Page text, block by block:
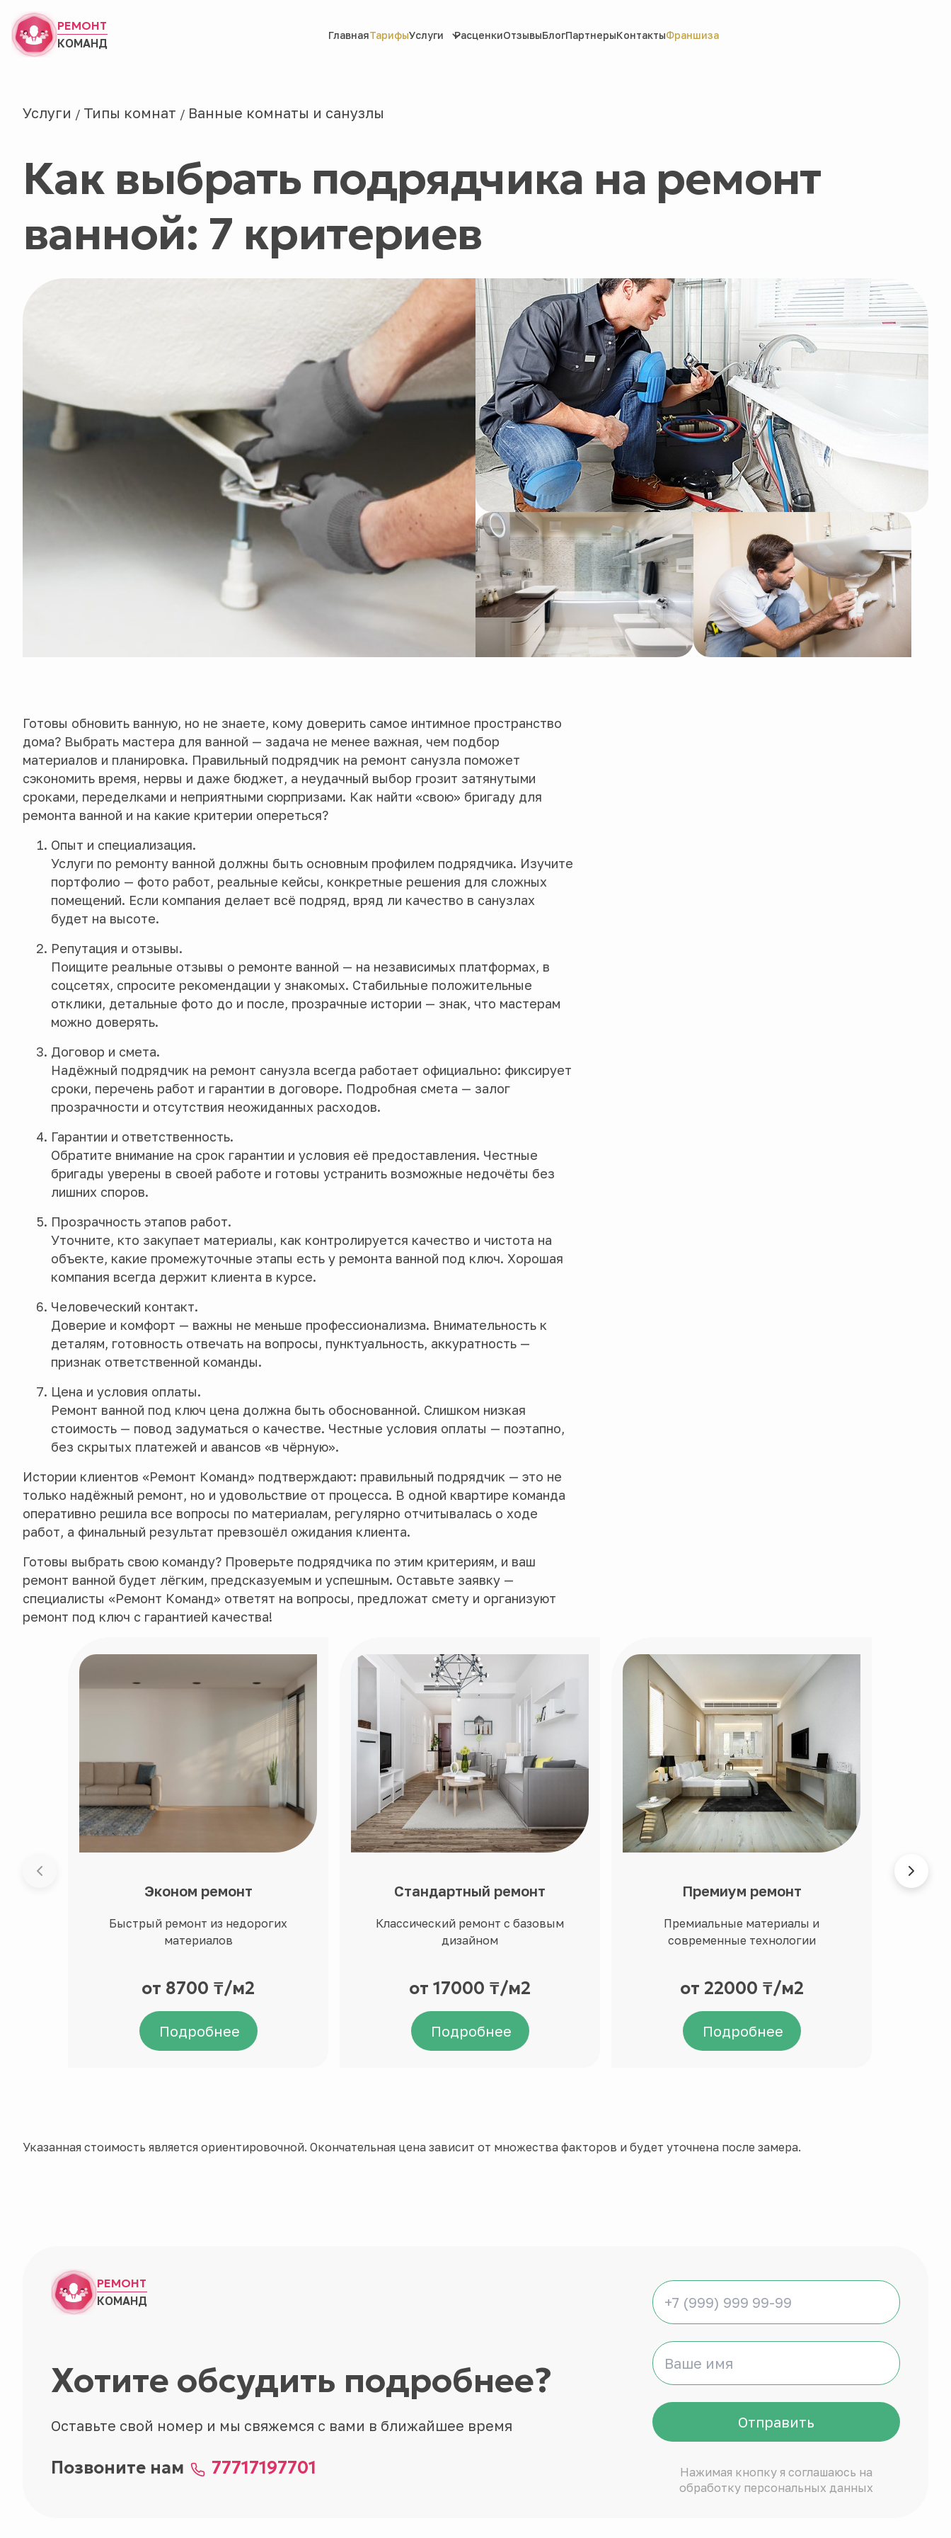
РЕМОНТ
КОМАНД
ГлавнаяТарифыУслуги РасценкиОтзывыБлогПартнерыКонтактыФраншиза
Услуги / Типы комнат / Ванные комнаты и санузлы
Как выбрать подрядчика на ремонт
ванной: 7 критериев
Готовы обновить ванную, но не знаете, кому доверить самое интимное пространство
дома? Выбрать мастера для ванной — задача не менее важная, чем подбор
материалов и планировка. Правильный подрядчик на ремонт санузла поможет
сэкономить время, нервы и даже бюджет, а неудачный выбор грозит затянутыми
сроками, переделками и неприятными сюрпризами. Как найти «свою» бригаду для
ремонта ванной и на какие критерии опереться?
Опыт и специализация.
Услуги по ремонту ванной должны быть основным профилем подрядчика. Изучите
портфолио — фото работ, реальные кейсы, конкретные решения для сложных
помещений. Если компания делает всё подряд, вряд ли качество в санузлах
будет на высоте.
Репутация и отзывы.
Поищите реальные отзывы о ремонте ванной — на независимых платформах, в
соцсетях, спросите рекомендации у знакомых. Стабильные положительные
отклики, детальные фото до и после, прозрачные истории — знак, что мастерам
можно доверять.
Договор и смета.
Надёжный подрядчик на ремонт санузла всегда работает официально: фиксирует
сроки, перечень работ и гарантии в договоре. Подробная смета — залог
прозрачности и отсутствия неожиданных расходов.
Гарантии и ответственность.
Обратите внимание на срок гарантии и условия её предоставления. Честные
бригады уверены в своей работе и готовы устранить возможные недочёты без
лишних споров.
Прозрачность этапов работ.
Уточните, кто закупает материалы, как контролируется качество и чистота на
объекте, какие промежуточные этапы есть у ремонта ванной под ключ. Хорошая
компания всегда держит клиента в курсе.
Человеческий контакт.
Доверие и комфорт — важны не меньше профессионализма. Внимательность к
деталям, готовность отвечать на вопросы, пунктуальность, аккуратность —
признак ответственной команды.
Цена и условия оплаты.
Ремонт ванной под ключ цена должна быть обоснованной. Слишком низкая
стоимость — повод задуматься о качестве. Честные условия оплаты — поэтапно,
без скрытых платежей и авансов «в чёрную».
Истории клиентов «Ремонт Команд» подтверждают: правильный подрядчик — это не
только надёжный ремонт, но и удовольствие от процесса. В одной квартире команда
оперативно решила все вопросы по материалам, регулярно отчитывалась о ходе
работ, а финальный результат превзошёл ожидания клиента.
Готовы выбрать свою команду? Проверьте подрядчика по этим критериям, и ваш
ремонт ванной будет лёгким, предсказуемым и успешным. Оставьте заявку —
специалисты «Ремонт Команд» ответят на вопросы, предложат смету и организуют
ремонт под ключ с гарантией качества!
Эконом ремонт
Быстрый ремонт из недорогих
материалов
от 8700 ₸/м2
Подробнее
Стандартный ремонт
Классический ремонт с базовым
дизайном
от 17000 ₸/м2
Подробнее
Премиум ремонт
Премиальные материалы и
современные технологии
от 22000 ₸/м2
Подробнее
Указанная стоимость является ориентировочной. Окончательная цена зависит от множества факторов и будет уточнена после замера.
РЕМОНТ
КОМАНД
Хотите обсудить подробнее?
Оставьте свой номер и мы свяжемся с вами в ближайшее время
Позвоните нам 77717197701
Отправить
Нажимая кнопку я соглашаюсь на
обработку персональных данных